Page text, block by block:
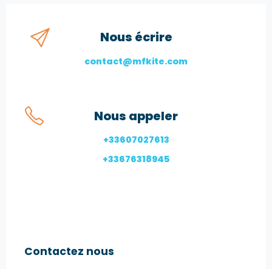
Nous écrire
contact@mfkite.com
Nous appeler
+33607027613
+33676318945
Contactez nous